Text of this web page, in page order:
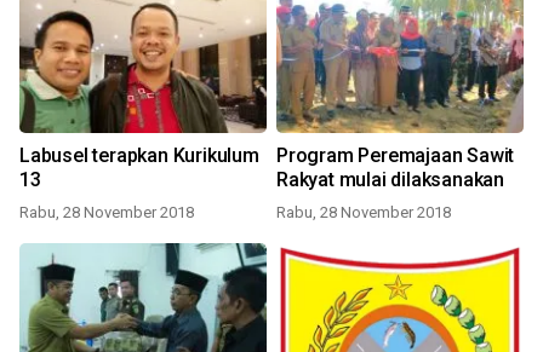
Labusel terapkan Kurikulum
13
Rabu, 28 November 2018
Program Peremajaan Sawit
Rakyat mulai dilaksanakan
Rabu, 28 November 2018